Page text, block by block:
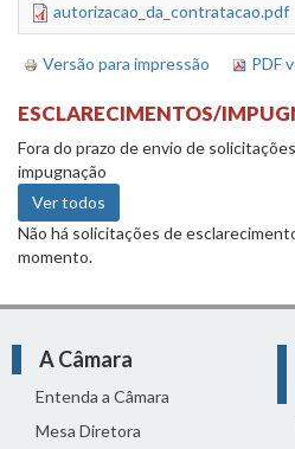
autorizacao_da_contratacao.pdf
Versão para impressão PDF
ESCLARECIMENTOS/
Fora do prazo de envio de
impugnação
Ver todos
Não há solicitações de
momento.
A Câmara
Entenda a Câmara
Mesa Diretora